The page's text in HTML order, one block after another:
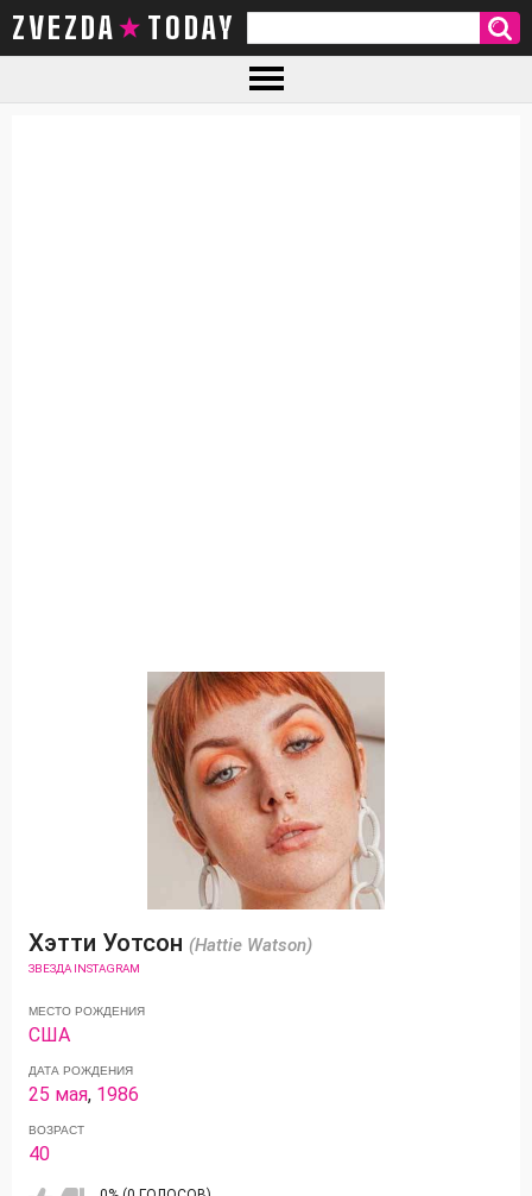
ZVEZDA TODAY
Хэтти Уотсон (Hattie Watson)
ЗВЕЗДА INSTAGRAM
МЕСТО РОЖДЕНИЯ
США
ДАТА РОЖДЕНИЯ
25 мая, 1986
ВОЗРАСТ
40